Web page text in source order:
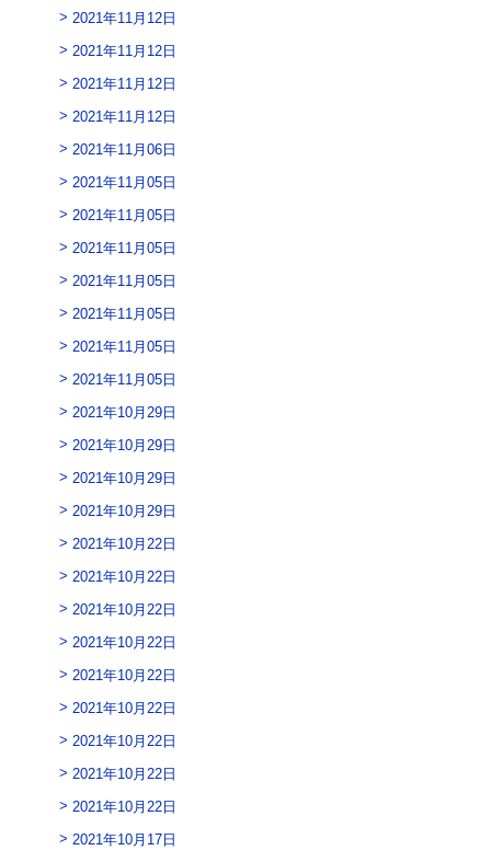
2021年11月12日
2021年11月12日
2021年11月12日
2021年11月12日
2021年11月06日
2021年11月05日
2021年11月05日
2021年11月05日
2021年11月05日
2021年11月05日
2021年11月05日
2021年11月05日
2021年10月29日
2021年10月29日
2021年10月29日
2021年10月29日
2021年10月22日
2021年10月22日
2021年10月22日
2021年10月22日
2021年10月22日
2021年10月22日
2021年10月22日
2021年10月22日
2021年10月22日
2021年10月17日